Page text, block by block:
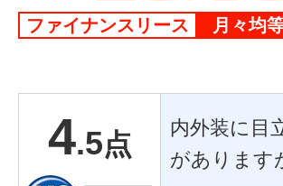
ファイナンスリース 月々均
4.5点
内外装に目
があります